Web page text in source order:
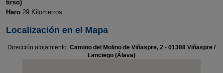
tirso)
Haro29 Kilometros.
Localización en el Mapa
Dirección alojamiento: Camino del Molino de Viñaspre, 2 - 01308 Viñaspre /
Lanciego (Álava)